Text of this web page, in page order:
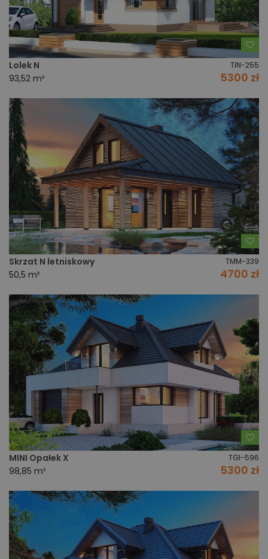
Lolek N TIN-255
93,52 m² 5300 zł
Skrzat N letniskowy TMM-339
50,5 m² 4700 zł
MINI Opałek X TGI-596
98,85 m² 5300 zł